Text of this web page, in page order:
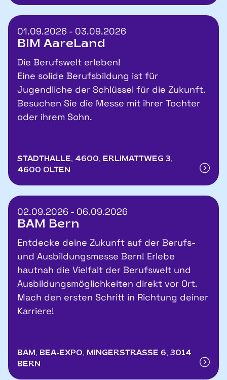
01.09.2026 - 03.09.2026
BIM AareLand
Die Berufswelt erleben!
Eine solide Berufsbildung ist für
Jugendliche der Schlüssel für die Zukunft.
Besuchen Sie die Messe mit ihrer Tochter
oder ihrem Sohn.
STADTHALLE, 4600, ERLIMATTWEG 3,
4600 OLTEN
02.09.2026 - 06.09.2026
BAM Bern
Entdecke deine Zukunft auf der Berufs-
und Ausbildungsmesse Bern! Erlebe
hautnah die Vielfalt der Berufswelt und
Ausbildungsmöglichkeiten direkt vor Ort.
Mach den ersten Schritt in Richtung deiner
Karriere!
BAM, BEA-EXPO, MINGERSTRASSE 6, 3014
BERN